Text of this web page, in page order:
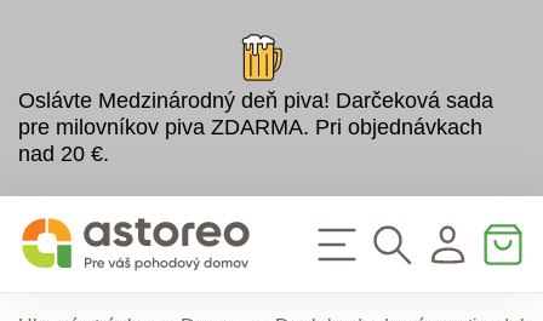
Oslávte Medzinárodný deň piva! Darčeková sada
pre milovníkov piva ZDARMA. Pri objednávkach
nad 20 €.